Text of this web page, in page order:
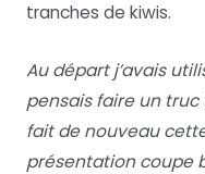
tranches de kiwis.
Au départ j’avais
pensais faire un truc
fait de nouveau
présentation coupe